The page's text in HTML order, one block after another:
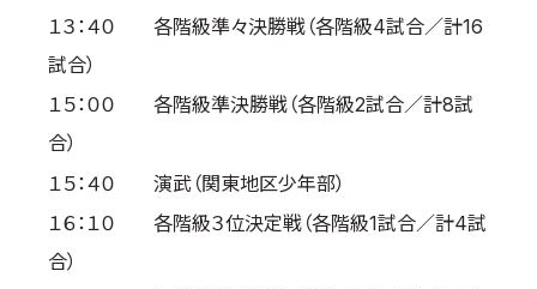
１３：４０ 各階級準々決勝戦（各階級4試合／計16
試合）
１５：００ 各階級準決勝戦（各階級2試合／計8試
合）
１５：４０ 演武（関東地区少年部）
１６：１０ 各階級３位決定戦（各階級1試合／計4試
合）